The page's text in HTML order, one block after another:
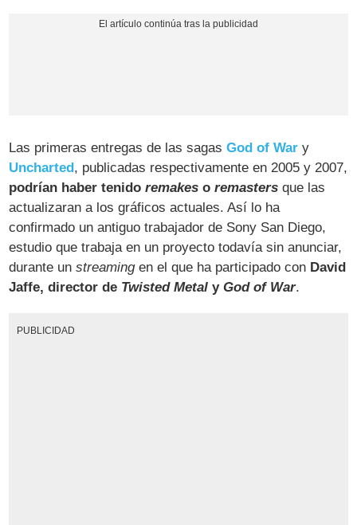
Las primeras entregas de las sagasGod of War y
Uncharted, publicadas respectivamente en 2005 y 2007,
podrían haber tenidoremakes oremasters que las
actualizaran a los gráficos actuales. Así lo ha
confirmado un antiguo trabajador de Sony San Diego,
estudio que trabaja en un proyecto todavía sin anunciar,
durante unstreamingen el que ha participado con David
Jaffe, director de Twisted Metal yGod of War.
PUBLICIDAD